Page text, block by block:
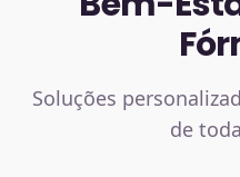
Soluções
de